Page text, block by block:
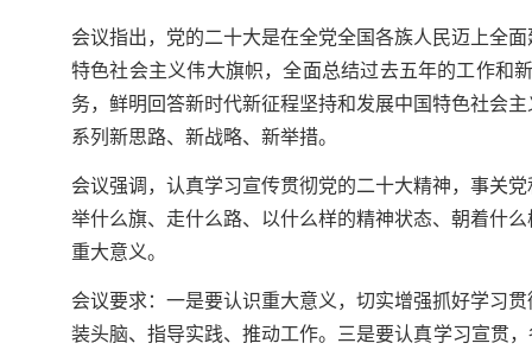
会议指出，党的二十大是在全党全国各族人民迈上全
特色社会主义伟大旗帜，全面总结过去五年的工作和
务，鲜明回答新时代新征程坚持和发展中国特色社会
系列新思路、新战略、新举措。
会议强调，认真学习宣传贯彻党的二十大精神，事关
举什么旗、走什么路、以什么样的精神状态、朝着什
重大意义。
会议要求：一是要认识重大意义，切实增强抓好学习
装头脑、指导实践、推动工作。三是要认真学习宣贯